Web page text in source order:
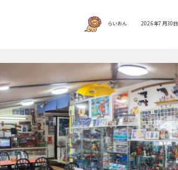
らいおん 2026年7月30日